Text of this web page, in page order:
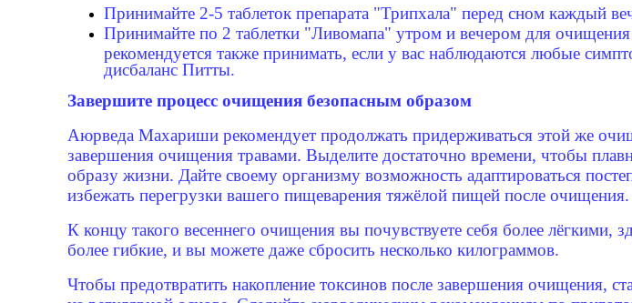
Принимайте 2-5 таблеток препарата "Трипхала" перед сном каждый
Принимайте по 2 таблетки "Ливомапа" утром и вечером для
рекомендуется также принимать, если у вас наблюдаются любые
дисбаланс Питты.
Завершите процесс очищения безопасным образом
Аюрведа Махариши рекомендует продолжать придерживаться этой же
завершения очищения травами. Выделите достаточно времени, чтобы
образу жизни. Дайте своему организму возможность адаптироваться
избежать перегрузки вашего пищеварения тяжёлой пищей после очищения.
К концу такого весеннего очищения вы почувствуете себя более
более гибкие, и вы можете даже сбросить несколько килограммов.
Чтобы предотвратить накопление токсинов после завершения очищения,